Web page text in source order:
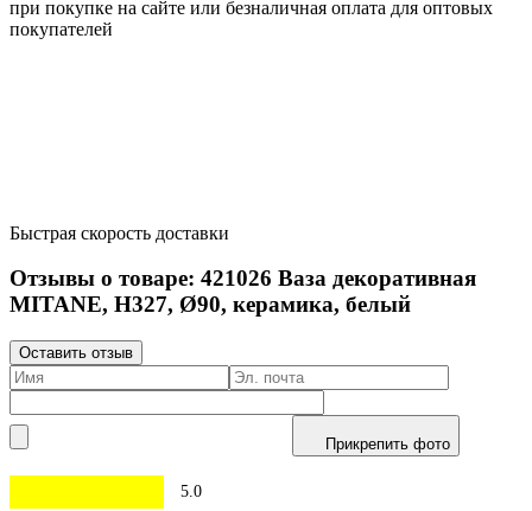
при покупке на сайте или безналичная оплата для оптовых
покупателей
Быстрая скорость доставки
Отзывы о товаре: 421026 Ваза декоративная
MITANE, H327, Ø90, керамика, белый
Оставить отзыв
Прикрепить фото
5.0